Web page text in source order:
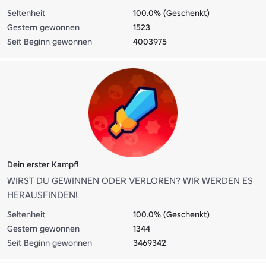
Seltenheit
100.0% (Geschenkt)
Gestern gewonnen
1523
Seit Beginn gewonnen
4003975
Dein erster Kampf!
WIRST DU GEWINNEN ODER VERLOREN? WIR WERDEN ES
HERAUSFINDEN!
Seltenheit
100.0% (Geschenkt)
Gestern gewonnen
1344
Seit Beginn gewonnen
3469342